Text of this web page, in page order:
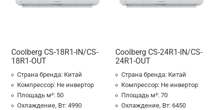
Coolberg CS-18R1-IN/CS-
18R1-OUT
Страна бренда: Китай
Компрессор: Не инвертор
Площадь м²: 50
Охлаждение, Вт: 4990
Coolberg CS-24R1-IN/CS-
24R1-OUT
Страна бренда: Китай
Компрессор: Не инвертор
Площадь м²: 70
Охлаждение, Вт: 6450